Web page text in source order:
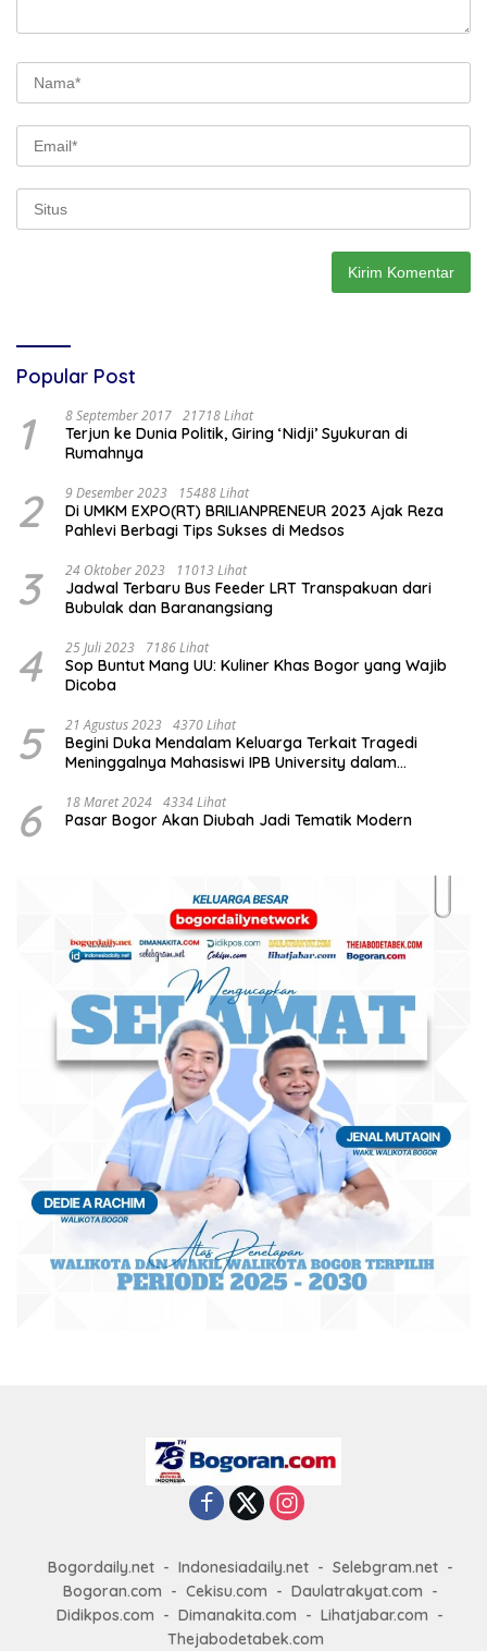
Popular Post
1 8 September 2017 21718 Lihat
Terjun ke Dunia Politik, Giring ‘Nidji’ Syukuran di
Rumahnya
2 9 Desember 2023 15488 Lihat
Di UMKM EXPO(RT) BRILIANPRENEUR 2023 Ajak Reza
Pahlevi Berbagi Tips Sukses di Medsos
3 24 Oktober 2023 11013 Lihat
Jadwal Terbaru Bus Feeder LRT Transpakuan dari
Bubulak dan Baranangsiang
4 25 Juli 2023 7186 Lihat
Sop Buntut Mang UU: Kuliner Khas Bogor yang Wajib
Dicoba
5 21 Agustus 2023 4370 Lihat
Begini Duka Mendalam Keluarga Terkait Tragedi
Meninggalnya Mahasiswi IPB University dalam
6 18 Maret 2024 4334 Lihat
Pasar Bogor Akan Diubah Jadi Tematik Modern
Bogordaily.net Indonesiadaily.net
Selebgram.net
Bogoran.com
Cekisu.com
Daulatrakyat.com
Didikpos.com
Dimanakita.com
Lihatjabar.com
Thejabodetabek.com